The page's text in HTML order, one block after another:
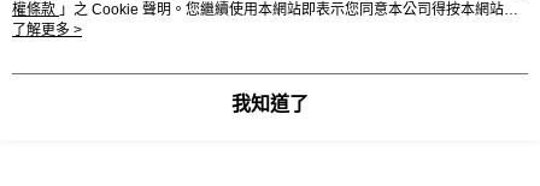
權條款 」之 Cookie 聲明。您繼續使用本網站即表示您同意本公司得按本網站使
用條款之 Cookie 聲明使用 cookie。
了解更多 >
我知道了